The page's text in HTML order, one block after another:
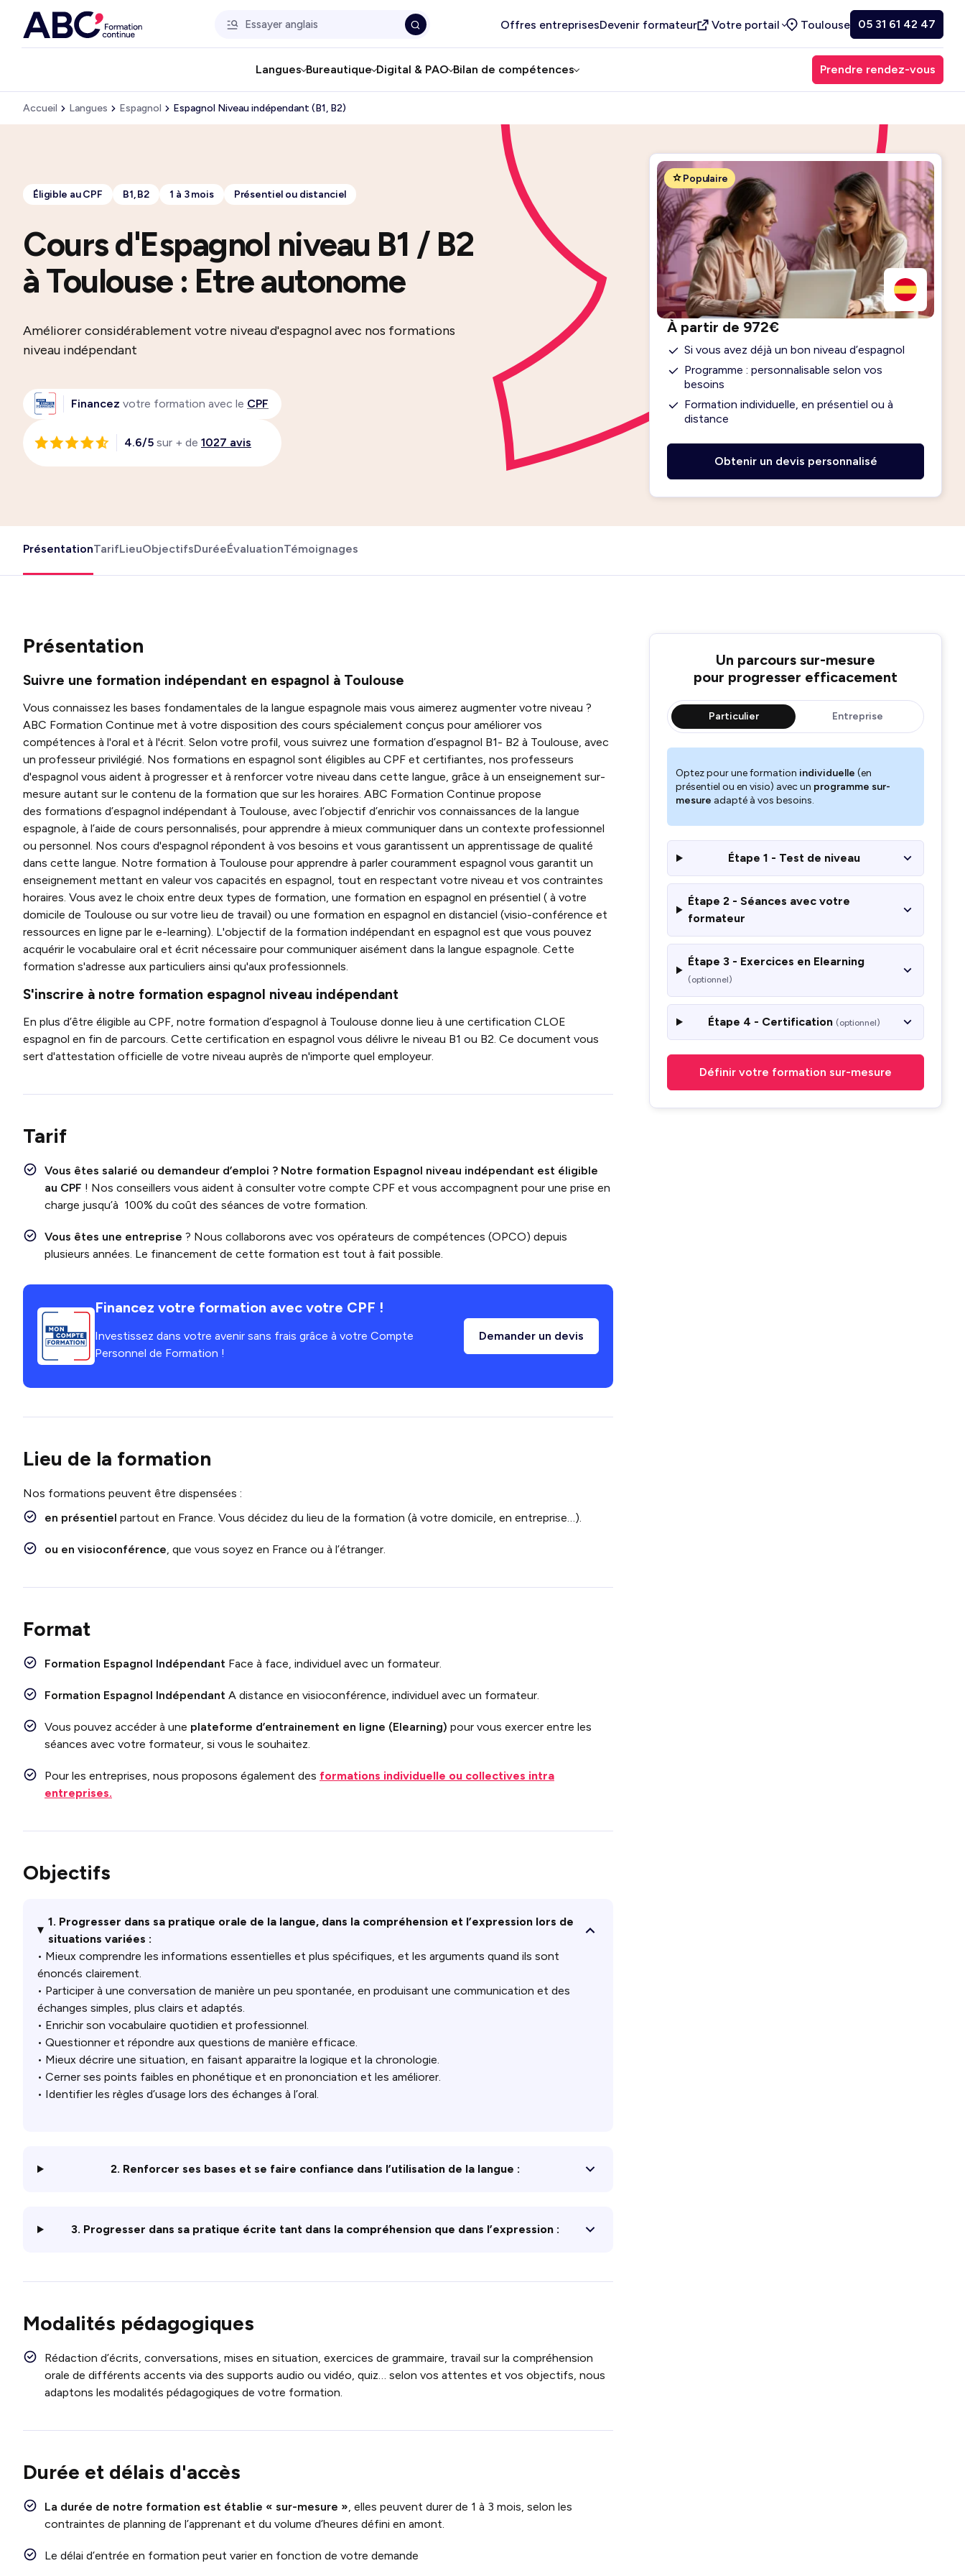
Offres entreprisesDevenir formateur Votre portail Toulouse 05 31 61 42 47
Langues Bureautique Digital & PAO Bilan de compétences Prendre rendez-vous
Accueil Langues Espagnol Espagnol Niveau indépendant (B1, B2)
Cours d'Espagnol niveau B1 / B2
à Toulouse : Etre autonome
Éligible au CPF B1, B2 1 à 3 mois Présentiel ou distanciel
Améliorer considérablement votre niveau d'espagnol avec nos formations
niveau indépendant
Financez votre formation avec le CPF
4.6/5 sur + de 1027 avis
Populaire
À partir de 972€
Si vous avez déjà un bon niveau d’espagnol
Programme : personnalisable selon vos
besoins
Formation individuelle, en présentiel ou à
distance
Obtenir un devis personnalisé
PrésentationTarifLieuObjectifsDuréeÉvaluationTémoignages
Un parcours sur-mesure
pour progresser efficacement
Particulier Entreprise
Optez pour une formation individuelle (en
présentiel ou en visio) avec un programme sur-
mesure adapté à vos besoins.
Étape 1 - Test de niveau
Étape 2 - Séances avec votre
formateur
Étape 3 - Exercices en Elearning
(optionnel)
Étape 4 - Certification (optionnel)
Définir votre formation sur-mesure
Présentation
Suivre une formation indépendant en espagnol à Toulouse
Vous connaissez les bases fondamentales de la langue espagnole mais vous aimerez augmenter votre niveau ?
ABC Formation Continue met à votre disposition des cours spécialement conçus pour améliorer vos
compétences à l'oral et à l'écrit. Selon votre profil, vous suivrez une formation d’espagnol B1- B2 à Toulouse, avec
un professeur privilégié. Nos formations en espagnol sont éligibles au CPF et certifiantes, nos professeurs
d'espagnol vous aident à progresser et à renforcer votre niveau dans cette langue, grâce à un enseignement sur-
mesure autant sur le contenu de la formation que sur les horaires. ABC Formation Continue propose
des formations d’espagnol indépendant à Toulouse, avec l’objectif d’enrichir vos connaissances de la langue
espagnole, à l’aide de cours personnalisés, pour apprendre à mieux communiquer dans un contexte professionnel
ou personnel. Nos cours d'espagnol répondent à vos besoins et vous garantissent un apprentissage de qualité
dans cette langue. Notre formation à Toulouse pour apprendre à parler couramment espagnol vous garantit un
enseignement mettant en valeur vos capacités en espagnol, tout en respectant votre niveau et vos contraintes
horaires. Vous avez le choix entre deux types de formation, une formation en espagnol en présentiel ( à votre
domicile de Toulouse ou sur votre lieu de travail) ou une formation en espagnol en distanciel (visio-conférence et
ressources en ligne par le e-learning). L'objectif de la formation indépendant en espagnol est que vous pouvez
acquérir le vocabulaire oral et écrit nécessaire pour communiquer aisément dans la langue espagnole. Cette
formation s'adresse aux particuliers ainsi qu'aux professionnels.
S'inscrire à notre formation espagnol niveau indépendant
En plus d’être éligible au CPF, notre formation d’espagnol à Toulouse donne lieu à une certification CLOE
espagnol en fin de parcours. Cette certification en espagnol vous délivre le niveau B1 ou B2. Ce document vous
sert d'attestation officielle de votre niveau auprès de n'importe quel employeur.
Tarif
Vous êtes salarié ou demandeur d’emploi ? Notre formation Espagnol niveau indépendant est éligible
au CPF ! Nos conseillers vous aident à consulter votre compte CPF et vous accompagnent pour une prise en
charge jusqu’à 100% du coût des séances de votre formation.
Vous êtes une entreprise ? Nous collaborons avec vos opérateurs de compétences (OPCO) depuis
plusieurs années. Le financement de cette formation est tout à fait possible.
Financez votre formation avec votre CPF !
Investissez dans votre avenir sans frais grâce à votre Compte
Personnel de Formation !
Demander un devis
Lieu de la formation
Nos formations peuvent être dispensées :
en présentiel partout en France. Vous décidez du lieu de la formation (à votre domicile, en entreprise…).
ou en visioconférence, que vous soyez en France ou à l’étranger.
Format
Formation Espagnol Indépendant Face à face, individuel avec un formateur.
Formation Espagnol Indépendant A distance en visioconférence, individuel avec un formateur.
Vous pouvez accéder à une plateforme d’entrainement en ligne (Elearning) pour vous exercer entre les
séances avec votre formateur, si vous le souhaitez.
Pour les entreprises, nous proposons également des formations individuelle ou collectives intra
entreprises.
Objectifs
1. Progresser dans sa pratique orale de la langue, dans la compréhension et l’expression lors de
situations variées :
• Mieux comprendre les informations essentielles et plus spécifiques, et les arguments quand ils sont
énoncés clairement.
• Participer à une conversation de manière un peu spontanée, en produisant une communication et des
échanges simples, plus clairs et adaptés.
• Enrichir son vocabulaire quotidien et professionnel.
• Questionner et répondre aux questions de manière efficace.
• Mieux décrire une situation, en faisant apparaitre la logique et la chronologie.
• Cerner ses points faibles en phonétique et en prononciation et les améliorer.
• Identifier les règles d’usage lors des échanges à l’oral.
2. Renforcer ses bases et se faire confiance dans l’utilisation de la langue :
3. Progresser dans sa pratique écrite tant dans la compréhension que dans l’expression :
Modalités pédagogiques
Rédaction d’écrits, conversations, mises en situation, exercices de grammaire, travail sur la compréhension
orale de différents accents via des supports audio ou vidéo, quiz… selon vos attentes et vos objectifs, nous
adaptons les modalités pédagogiques de votre formation.
Durée et délais d'accès
La durée de notre formation est établie « sur-mesure », elles peuvent durer de 1 à 3 mois, selon les
contraintes de planning de l’apprenant et du volume d’heures défini en amont.
Le délai d’entrée en formation peut varier en fonction de votre demande